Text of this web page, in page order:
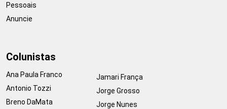
Pessoais
Anuncie
Colunistas
Ana Paula Franco
Antonio Tozzi
Breno DaMata
Jamari França
Jorge Grosso
Jorge Nunes